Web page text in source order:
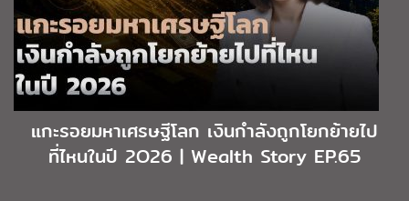
แกะรอยมหาเศรษฐีโลก เงินกำลังถูกโยกย้ายไป
ที่ไหนในปี 2O26 | Wealth Story EP.65